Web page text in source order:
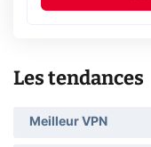
Les tendances
Meilleur VPN